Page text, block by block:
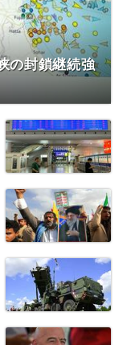
の封鎖継続強